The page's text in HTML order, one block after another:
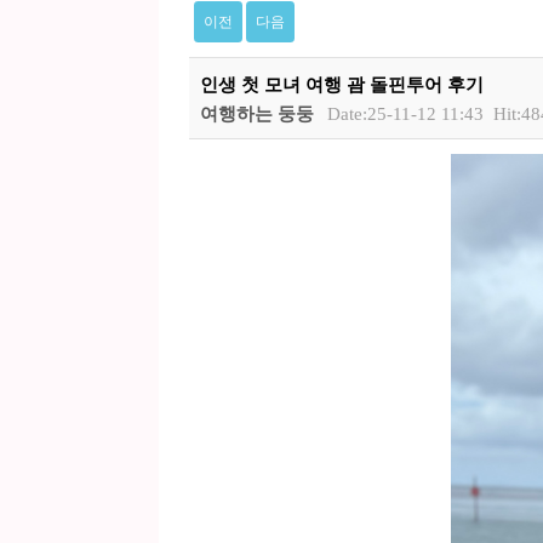
이전 다음
인생 첫 모녀 여행 괌 돌핀투어 후기
여행하는 둥둥
Date:25-11-12 11:43